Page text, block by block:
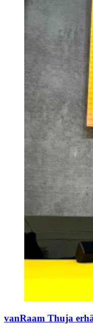
vanRaam Thuja